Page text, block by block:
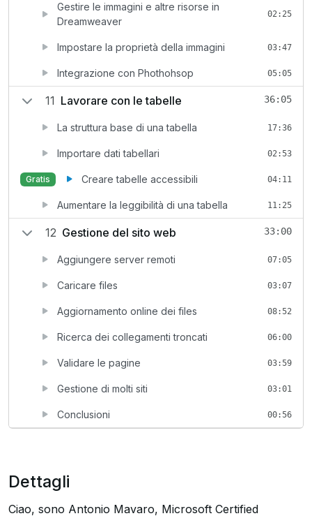
Gestire le immagini e altre risorse in
Dreamweaver
02:25
Impostare la proprietà della immagini 03:47
Integrazione con Phothohsop 05:05
11 Lavorare con le tabelle 36:05
La struttura base di una tabella 17:36
Importare dati tabellari 02:53
Gratis Creare tabelle accessibili 04:11
Aumentare la leggibilità di una tabella 11:25
12 Gestione del sito web 33:00
Aggiungere server remoti 07:05
Caricare files 03:07
Aggiornamento online dei files 08:52
Ricerca dei collegamenti troncati 06:00
Validare le pagine 03:59
Gestione di molti siti 03:01
Conclusioni 00:56
Dettagli
Ciao, sono Antonio Mavaro, Microsoft Certified